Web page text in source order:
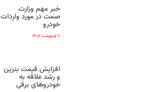
خبر مهم وزارت
صمت در مورد واردات
خودرو
۲ اردیبهشت ۱۴۰۵
افزایش قیمت بنزین
و رشد علاقه به
خودروهای برقی